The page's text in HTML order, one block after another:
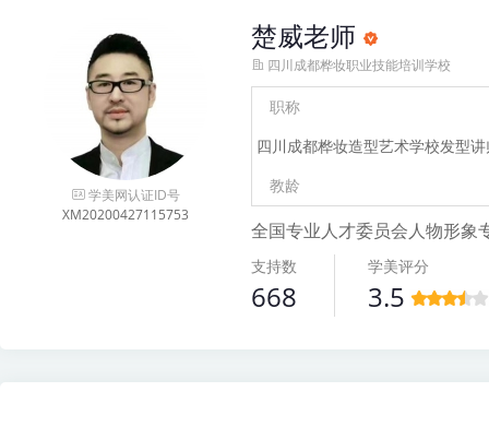
学美网认证ID号
XM20200427115753
楚威老师
四川成都桦妆职业技能培训学校
职称
四川成都桦妆造型艺术学校发型
教龄
全国专业人才委员会人物形象
支持数
668
学美评分
3.5